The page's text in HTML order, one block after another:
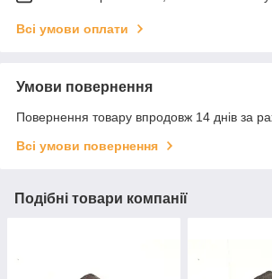
Всі умови оплати
Умови повернення
Повернення товару впродовж 14 днів за
Всі умови повернення
Подібні товари компанії